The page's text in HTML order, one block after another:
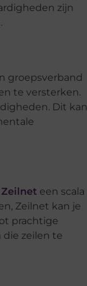
zijn
groepsverband
te versterken.
Dit kan
Zeilnet een scala
Zeilnet kan je
prachtige
zeilen te